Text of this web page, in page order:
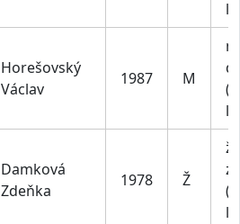
Horešovský
Václav
1987 M
Damková
Zdeňka
1978 Ž